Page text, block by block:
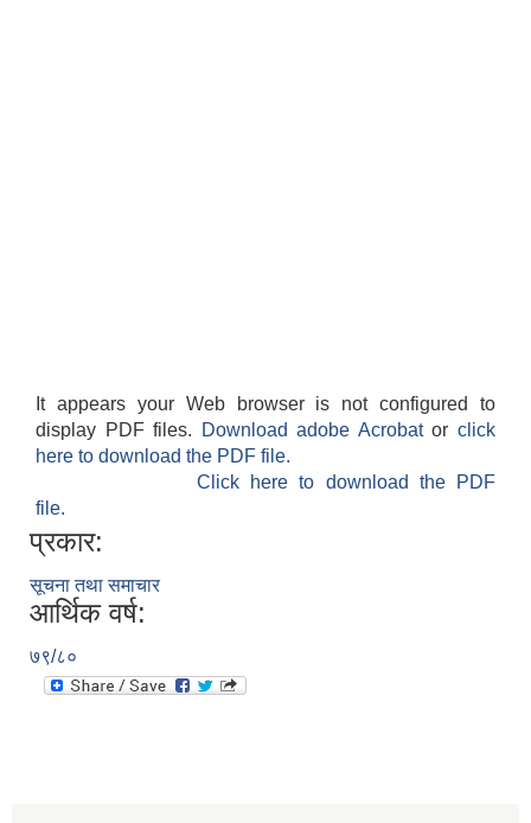
It appears your Web browser is not configured to
display PDF files.
Download adobe Acrobatorclick
here to download the PDF file.
Click here to download the PDF
file.
प्रकार:
सूचना तथा समाचार
आर्थिक वर्ष:
७९/८०